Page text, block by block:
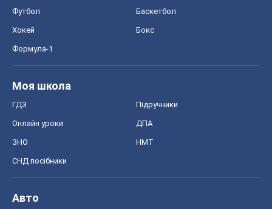
Футбол Баскетбол
Хокей Бокс
Формула-1
Моя школа
ГДЗ Підручники
Онлайн уроки ДПА
ЗНО НМТ
СНД посібники
Авто